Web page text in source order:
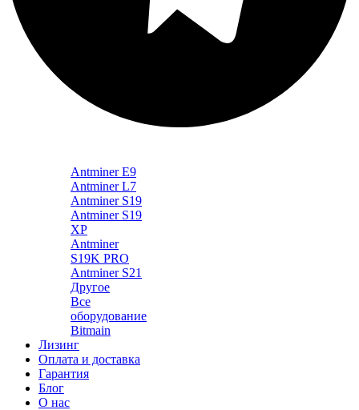
Antminer E9
Antminer L7
Antminer S19
Antminer S19
XP
Antminer
S19K PRO
Antminer S21
Другое
Все
оборудование
Bitmain
Лизинг
Оплата и доставка
Гарантия
Блог
О нас